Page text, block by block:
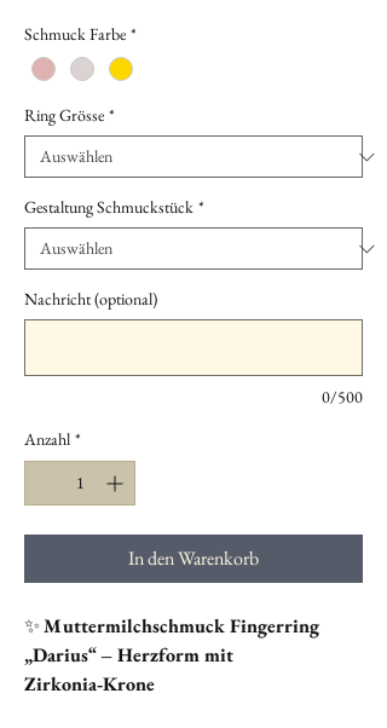
Schmuck Farbe *
Ring Grösse *
Gestaltung Schmuckstück *
Nachricht (optional)
0/500
Anzahl *
In den Warenkorb
✨Muttermilchschmuck Fingerring
„Darius“ – Herzform mit
Zirkonia‑Krone